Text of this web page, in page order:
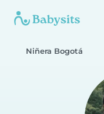
Niñera Bogotá